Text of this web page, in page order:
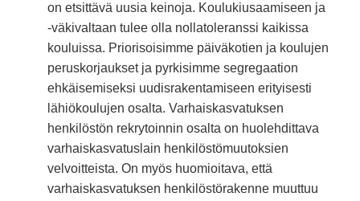
on etsittävä uusia keinoja. Koulukiusaamiseen ja
-väkivaltaan tulee olla nollatoleranssi kaikissa
kouluissa. Priorisoisimme päiväkotien ja koulujen
peruskorjaukset ja pyrkisimme segregaation
ehkäisemiseksi uudisrakentamiseen erityisesti
lähiökoulujen osalta. Varhaiskasvatuksen
henkilöstön rekrytoinnin osalta on huolehdittava
varhaiskasvatuslain henkilöstömuutoksien
velvoitteista. On myös huomioitava, että
varhaiskasvatuksen henkilöstörakenne muuttuu